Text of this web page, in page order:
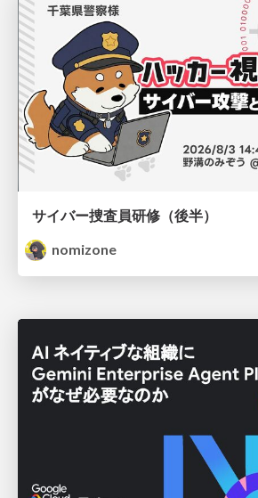
サイバー捜査員研修（後半）
nomizone